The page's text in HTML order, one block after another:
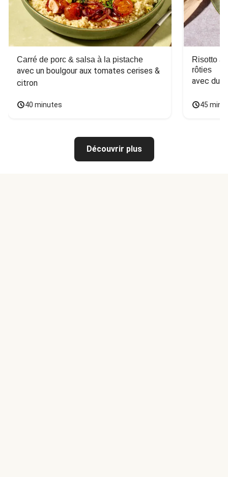
Carré de porc & salsa à la pistache
avec un boulgour aux tomates cerises &
citron
40 minutes
Risotto
rôties
avec du
45
Découvrir plus